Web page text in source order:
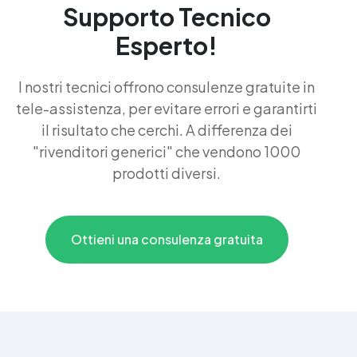
Supporto Tecnico
Esperto!
I nostri tecnici offrono consulenze gratuite in
tele-assistenza, per evitare errori e garantirti
il risultato che cerchi. A differenza dei
"rivenditori generici" che vendono 1000
prodotti diversi.
Ottieni una consulenza gratuita